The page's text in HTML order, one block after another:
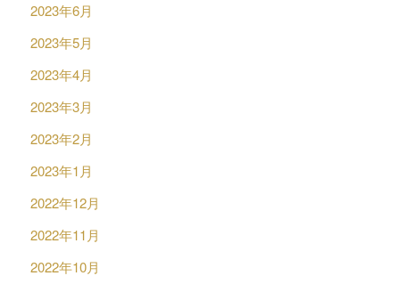
2023年6月
2023年5月
2023年4月
2023年3月
2023年2月
2023年1月
2022年12月
2022年11月
2022年10月